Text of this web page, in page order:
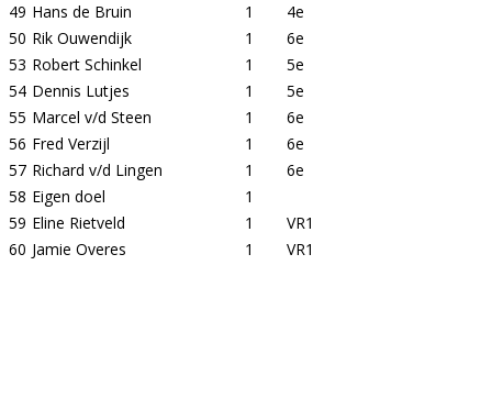
49 Hans de Bruin 1
4e
50 Rik Ouwendijk 1
6e
53 Robert Schinkel 1
5e
54 Dennis Lutjes 1
5e
55 Marcel v/d Steen 1
6e
56 Fred Verzijl 1
6e
57 Richard v/d Lingen 1
6e
58 Eigen doel
1
59 Eline Rietveld 1
VR1
60 Jamie Overes 1 VR1